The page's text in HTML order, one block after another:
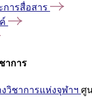
การสื่อสาร
าการ
วิชาการแห่งจุฬาฯ ศู